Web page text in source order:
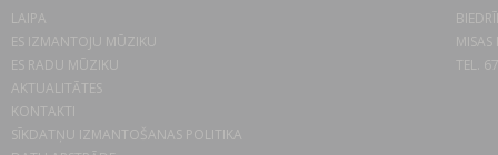
LAIPA
ES IZMANTOJU MŪZIKU
ES RADU MŪZIKU
AKTUALITĀTES
KONTAKTI
SĪKDATŅU IZMANTOŠANAS POLITIKA
TEL.